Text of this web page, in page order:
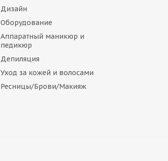
Дизайн
Оборудование
Аппаратный маникюр и
педикюр
Депиляция
Уход за кожей и волосами
Ресницы/Брови/Макияж